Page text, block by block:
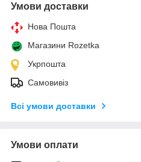
Умови доставки
Нова Пошта
Магазини Rozetka
Укрпошта
Самовивіз
Всі умови доставки
Умови оплати